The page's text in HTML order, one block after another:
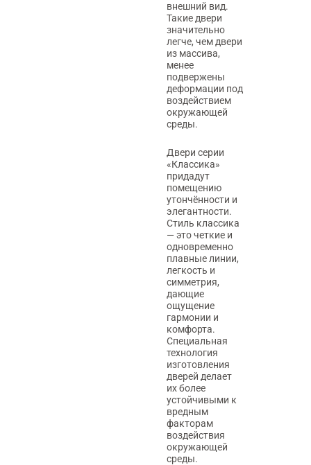
внешний вид.
Такие двери
значительно
легче, чем двери
из массива,
менее
подвержены
деформации под
воздействием
окружающей
среды.
Двери серии
«Классика»
придадут
помещению
утончённости и
элегантности.
Стиль классика
— это четкие и
одновременно
плавные линии,
легкость и
симметрия,
дающие
ощущение
гармонии и
комфорта.
Специальная
технология
изготовления
дверей делает
их более
устойчивыми к
вредным
факторам
воздействия
окружающей
среды.